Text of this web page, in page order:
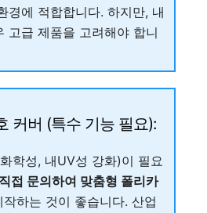
경에 적합합니다. 하지만, 내
고급 제품을 고려해야 합니
커버 (특수 기능 필요):
학성, 내UV성 강화)이 필요
접 문의하여 맞춤형 폴리카
작하는 것이 좋습니다. 산업